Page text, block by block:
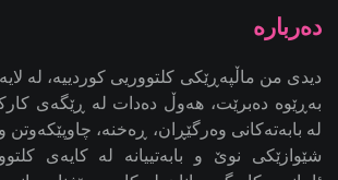
دیدی من ماڵپەڕێکی کلتووریی کوردییە، لە
بەڕێوە دەبرێت، هەوڵ دەدات لە ڕێگەی
لە بابەتەکانی وەرگێڕان، ڕەخنە، چاوپێکەوتن
شێوازێکی نوێ و بابەتییانە لە کایەی